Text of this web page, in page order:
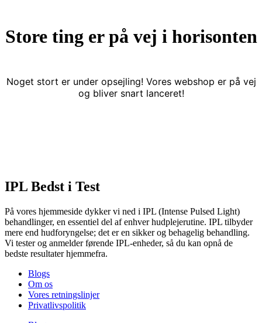
Store ting er på vej i horisonten
Noget stort er under opsejling! Vores webshop er på vej
og bliver snart lanceret!
IPL Bedst i Test
På vores hjemmeside dykker vi ned i IPL (Intense Pulsed Light)
behandlinger, en essentiel del af enhver hudplejerutine. IPL tilbyder
mere end hudforyngelse; det er en sikker og behagelig behandling.
Vi tester og anmelder førende IPL-enheder, så du kan opnå de
bedste resultater hjemmefra.
Blogs
Om os
Vores retningslinjer
Privatlivspolitik